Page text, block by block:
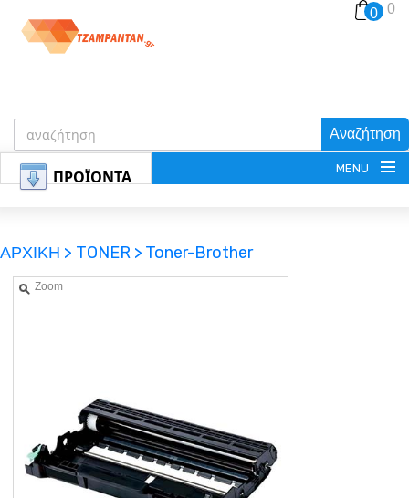
Αναζήτηση
0 0
ΠΡΟΪΟΝΤΑ MENU
ΚΑΛΑΘΙ-ΑΓΟΡΩΝ
ΑΡΧΙΚΗ
ΠΟΙΟΙ ΕΙΜΑΣΤΕ
ΑΡΧΙΚΗ > TONER > Toner-Brother
Zoom